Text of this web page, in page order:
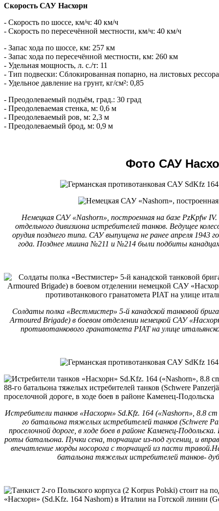
Скорость САУ Насхорн
- Скорость по шоссе, км/ч: 40 км/ч
- Скорость по пересечённой местности, км/ч: 40 км/ч
- Запас хода по шоссе, км: 257 км
- Запас хода по пересечённой местности, км: 260 км
- Удельная мощность, л. с./т: 11
- Тип подвески: Сблокированная попарно, на листовых
- Удельное давление на грунт, кг/см²: 0,85
- Преодолеваемый подъём, град.: 30 град
- Преодолеваемая стенка, м: 0,6 м
- Преодолеваемый ров, м: 2,3 м
- Преодолеваемый брод, м: 0,9 м
Фото САУ
Немецкая САУ «Nashorn», построенная на базе PzKpfw
отдельного дивизиона истребителей танков. Ведущее
орудия позднего типа. САУ выпущена не ранее апреля
года. Позднее мшина №211 и №214 были подбиты
Солдаты полка «Вестмистер» 5-й канадской танковой
Armoured Brigade) в боевом отделении немецкой САУ
противотанкового гранатомета PIAT на улице
Истребители танков «Насхорн» Sd.Kfz. 164 («Nаshorn», 8.8
го батальона тяжелых истребителей танков (Schwere
проселочной дороге, в ходе боев в районе Каменец-
роты батальона. Пучки сена, торчащие из-под гусениц, и
впечатление морды носорога с торчащей из пасти
батальона тяжелых истребителей танков-